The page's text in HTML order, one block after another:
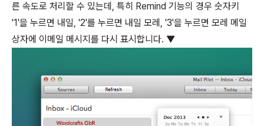
른 속도로 처리할 수 있는데, 특히 Remind 기능의 경우 숫자키
'1'을 누르면 내일, '2'를 누르면 내일 모레, '3'을 누르면 모레 메일
상자에 이메일 메시지를 다시 표시합니다. ▼